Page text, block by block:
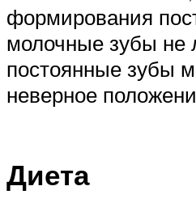
формирования
молочные зубы не
постоянные зубы
неверное
Диета